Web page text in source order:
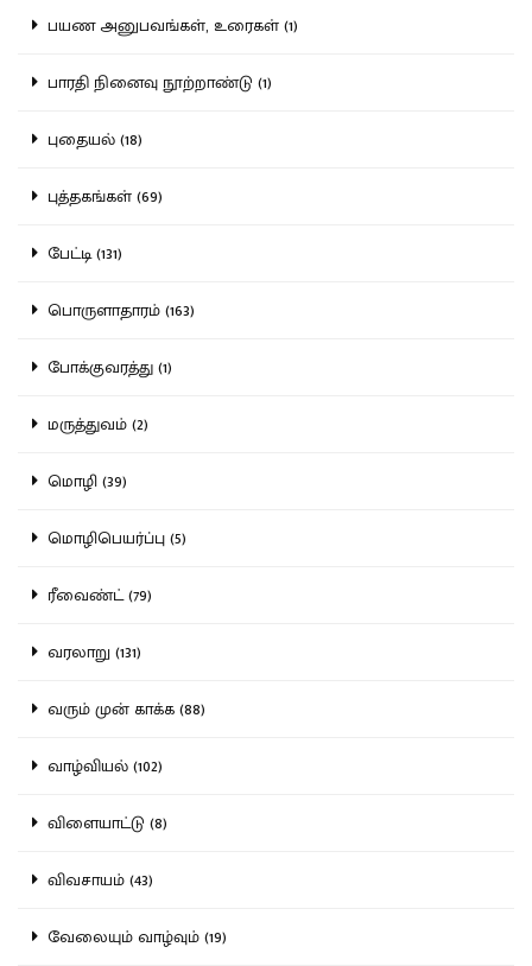
பயண அனுபவங்கள், உரைகள் (1)
பாரதி நினைவு நூற்றாண்டு (1)
புதையல் (18)
புத்தகங்கள் (69)
பேட்டி (131)
பொருளாதாரம் (163)
போக்குவரத்து (1)
மருத்துவம் (2)
மொழி (39)
மொழிபெயர்ப்பு (5)
ரீவைண்ட் (79)
வரலாறு (131)
வரும் முன் காக்க (88)
வாழ்வியல் (102)
விளையாட்டு (8)
விவசாயம் (43)
வேலையும் வாழ்வும் (19)